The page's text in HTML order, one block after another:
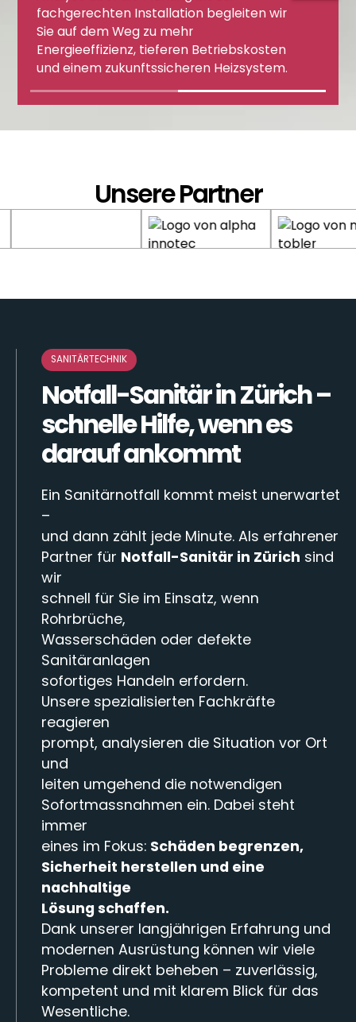
fachgerechten Installation begleiten wir
Sie auf dem Weg zu mehr
Energieeffizienz, tieferen Betriebskosten
und einem zukunftssicheren Heizsystem.
Unsere Partner
SANITÄRTECHNIK
Notfall-Sanitär in Zürich –
schnelle Hilfe, wenn es
darauf ankommt
Ein Sanitärnotfall kommt meist unerwartet
–
und dann zählt jede Minute. Als erfahrener
Partner für Notfall-Sanitär in Zürich sind
wir
schnell für Sie im Einsatz, wenn
Rohrbrüche,
Wasserschäden oder defekte
Sanitäranlagen
sofortiges Handeln erfordern.
Unsere spezialisierten Fachkräfte
reagieren
prompt, analysieren die Situation vor Ort
und
leiten umgehend die notwendigen
Sofortmassnahmen ein. Dabei steht
immer
eines im Fokus: Schäden begrenzen,
Sicherheit herstellen und eine
nachhaltige
Lösung schaffen.
Dank unserer langjährigen Erfahrung und
modernen Ausrüstung können wir viele
Probleme direkt beheben – zuverlässig,
kompetent und mit klarem Blick für das
Wesentliche.